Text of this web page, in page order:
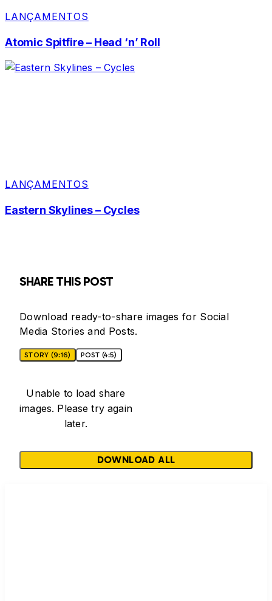
LANÇAMENTOS
Atomic Spitfire – Head ‘n’ Roll
LANÇAMENTOS
Eastern Skylines – Cycles
SHARE THIS POST
Download ready-to-share images for Social
Media Stories and Posts.
STORY (9:16) POST (4:5)
Unable to load share
images. Please try again
later.
DOWNLOAD ALL